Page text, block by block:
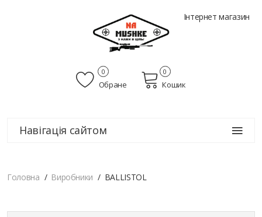
Інтернет магазин
Обране
0
Кошик
0
Навігація сайтом
Головна Виробники BALLISTOL